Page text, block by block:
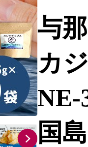
与
カ
NE-
国